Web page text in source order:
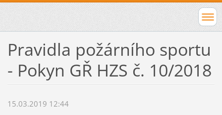
Pravidla požárního sportu
- Pokyn GŘ HZS č. 10/2018
15.03.2019 12:44